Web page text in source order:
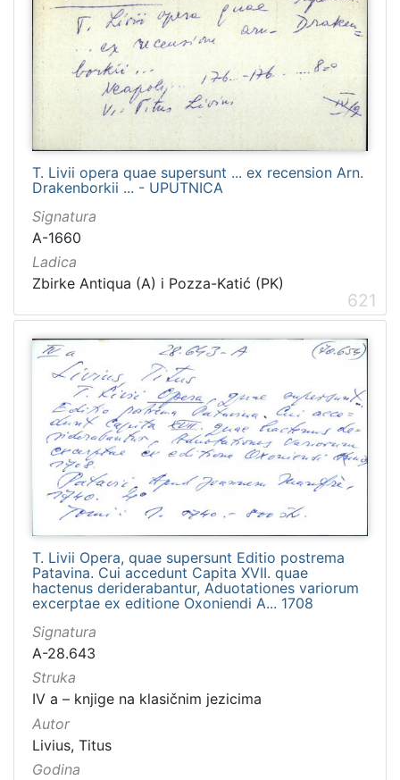
T. Livii opera quae supersunt ... ex recension Arn.
Drakenborkii ... - UPUTNICA
Signatura
A-1660
Ladica
Zbirke Antiqua (A) i Pozza-Katić (PK)
621
T. Livii Opera, quae supersunt Editio postrema
Patavina. Cui accedunt Capita XVII. quae
hactenus deriderabantur, Aduotationes variorum
excerptae ex editione Oxoniendi A... 1708
Signatura
A-28.643
Struka
IV a – knjige na klasičnim jezicima
Autor
Livius, Titus
Godina